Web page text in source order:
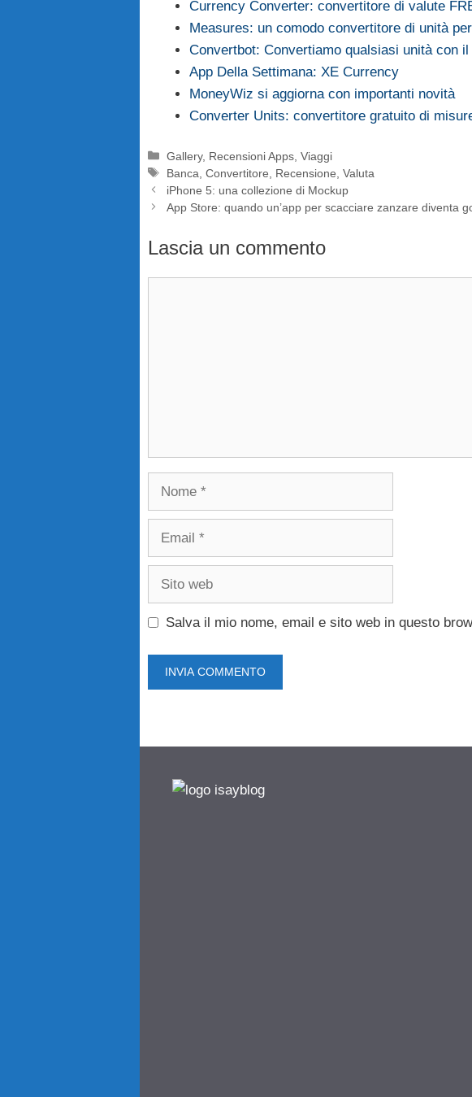
Currency Converter: convertitore di valute
Measures: un comodo convertitore di unità
Convertbot: Convertiamo qualsiasi unità con
App Della Settimana: XE Currency
MoneyWiz si aggiorna con importanti novità
Converter Units: convertitore gratuito di
Categorie
Gallery, Recensioni Apps ,Viaggi
Tag
Banca ,Convertitore Recensione ,Valuta
iPhone 5: una collezione di Mockup
App Store: quando un’app per scacciare zanzare diventa
Lascia un commento
Nome
Email
Sito
Salva il mio nome, email e sito web in questo